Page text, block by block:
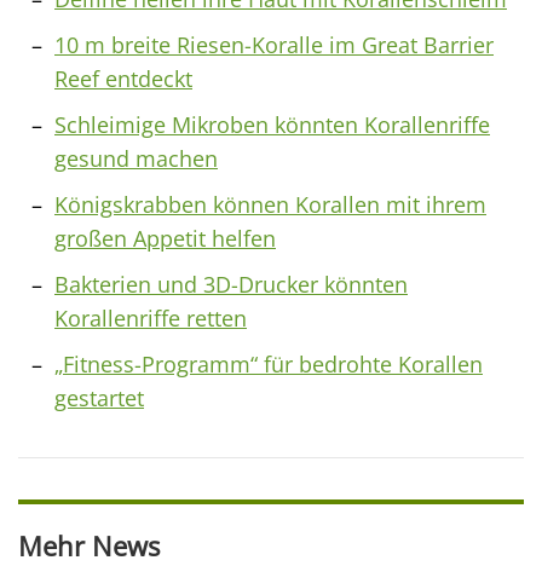
10 m breite Riesen-Koralle im Great Barrier
Reef entdeckt
Schleimige Mikroben könnten Korallenriffe
gesund machen
Königskrabben können Korallen mit ihrem
großen Appetit helfen
Bakterien und 3D-Drucker könnten
Korallenriffe retten
„Fitness-Programm“ für bedrohte Korallen
gestartet
Mehr News